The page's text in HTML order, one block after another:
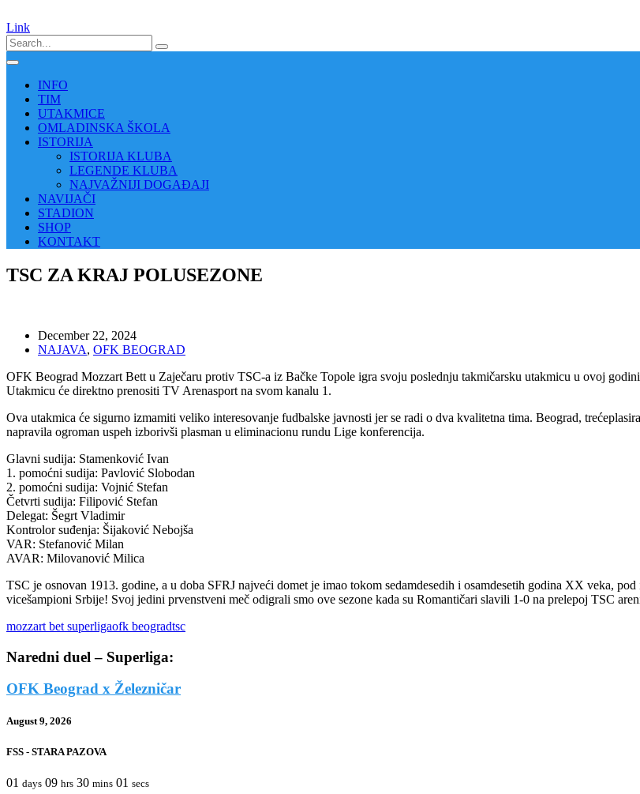
Link
INFO
TIM
UTAKMICE
OMLADINSKA ŠKOLA
ISTORIJA
ISTORIJA KLUBA
LEGENDE KLUBA
NAJVAŽNIJI DOGAĐAJI
NAVIJAČI
STADION
SHOP
KONTAKT
TSC ZA KRAJ POLUSEZONE
December 22, 2024
NAJAVA, OFK BEOGRAD
OFK Beograd Mozzart Bett u Zaječaru protiv TSC-a iz Bačke Topole igra svoju poslednju takmičarsku utakmicu u ovoj
Utakmicu će direktno prenositi TV Arenasport na svom kanalu 1.
Ova utakmica će sigurno izmamiti veliko interesovanje fudbalske javnosti jer se radi o dva kvalitetna tima. Beograd,
napravila ogroman uspeh izborivši plasman u eliminacionu rundu Lige konferencija.
Glavni sudija: Stamenković Ivan
1. pomoćni sudija: Pavlović Slobodan
2. pomoćni sudija: Vojnić Stefan
Četvrti sudija: Filipović Stefan
Delegat: Šegrt Vladimir
Kontrolor suđenja: Šijaković Nebojša
VAR: Stefanović Milan
AVAR: Milovanović Milica
TSC je osnovan 1913. godine, a u doba SFRJ najveći domet je imao tokom sedamdesedih i osamdesetih godina XX veka,
vicešampioni Srbije! Svoj jedini prvenstveni meč odigrali smo ove sezone kada su Romantičari slavili 1-0 na prelepoj TSC
mozzart bet superligaofk beogradtsc
Naredni duel – Superliga:
OFK Beograd x Železničar
August 9, 2026
FSS - STARA PAZOVA
01 days 09 hrs 30 mins 01 secs